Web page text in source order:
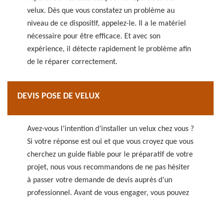
velux. Dès que vous constatez un problème au
niveau de ce dispositif, appelez-le. Il a le matériel
nécessaire pour être efficace. Et avec son
expérience, il détecte rapidement le problème afin
de le réparer correctement.
DEVIS POSE DE VELUX
Avez-vous l’intention d’installer un velux chez vous ?
Si votre réponse est oui et que vous croyez que vous
cherchez un guide fiable pour le préparatif de votre
projet, nous vous recommandons de ne pas hésiter
à passer votre demande de devis auprès d’un
professionnel. Avant de vous engager, vous pouvez